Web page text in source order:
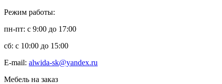
Режим работы:
пн-пт: c 9:00 до 17:00
сб: c 10:00 до 15:00
E-mail: alwida-sk@yandex.ru
Мебель на заказ